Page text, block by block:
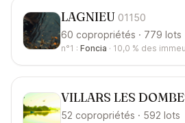
LAGNIEU 01150
60 copropriétés · 779 lots
n°1 : Foncia · 10,0 % des
VILLARS LES
52 copropriétés · 592 lots